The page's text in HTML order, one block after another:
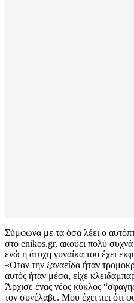
Σύμφωνα με τα όσα λέει ο
στο enikos.gr, ακούει πολύ
ενώ η άτυχη γυναίκα του έχει
«Όταν την ξαναείδα ήταν
αυτός ήταν μέσα, είχε
Άρχισε ένας νέος κύκλος
τον συνέλαβε. Μου έχει πει ότι